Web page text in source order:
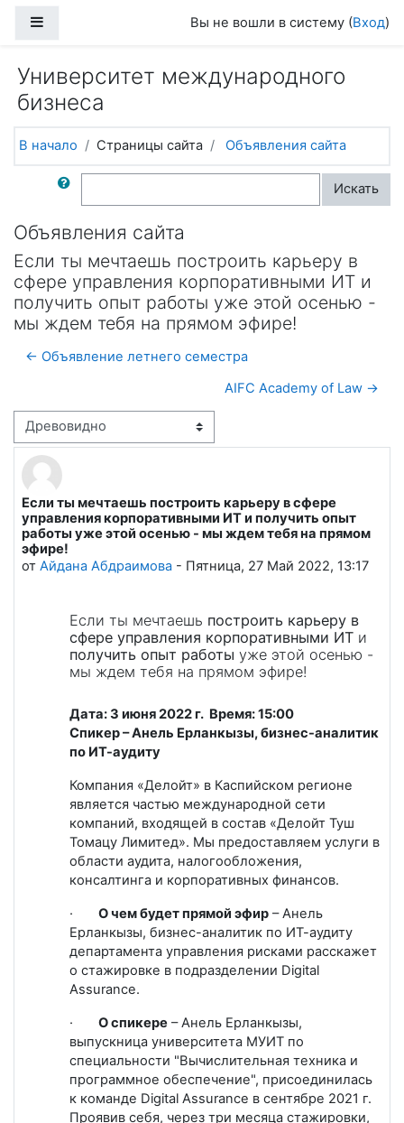
Вы не вошли в систему (Вход)
Университет международного
бизнеса
В начало Страницы сайта Объявления сайта
Поиск по форумам Искать
Объявления сайта
Если ты мечтаешь построить карьеру в
сфере управления корпоративными ИТ и
получить опыт работы уже этой осенью -
мы ждем тебя на прямом эфире!
← Объявление летнего семестра
AIFC Academy of Law →
Режим отображения
Если ты мечтаешь построить карьеру в сфере
управления корпоративными ИТ и получить опыт
работы уже этой осенью - мы ждем тебя на прямом
эфире!
от Айдана Абдраимова - Пятница, 27 Май 2022, 13:17
Количество ответов: 0
Если ты мечтаешь построить карьеру в
сфере управления корпоративными ИТ и
получить опыт работы уже этой осенью -
мы ждем тебя на прямом эфире!
Дата: 3 июня 2022 г. Время: 15:00
Спикер – Анель Ерланкызы, бизнес-аналитик
по ИТ-аудиту
Компания «Делойт» в Каспийском регионе
является частью международной сети
компаний, входящей в состав «Делойт Туш
Томацу Лимитед». Мы предоставляем услуги в
области аудита, налогообложения,
консалтинга и корпоративных финансов.
· О чем будет прямой эфир – Анель
Ерланкызы, бизнес-аналитик по ИТ-аудиту
департамента управления рисками расскажет
о стажировке в подразделении Digital
Assurance.
· О спикере – Анель Ерланкызы,
выпускница университета МУИТ по
специальности "Вычислительная техника и
программное обеспечение", присоединилась
к команде Digital Assurance в сентябре 2021 г.
Проявив себя, через три месяца стажировки,